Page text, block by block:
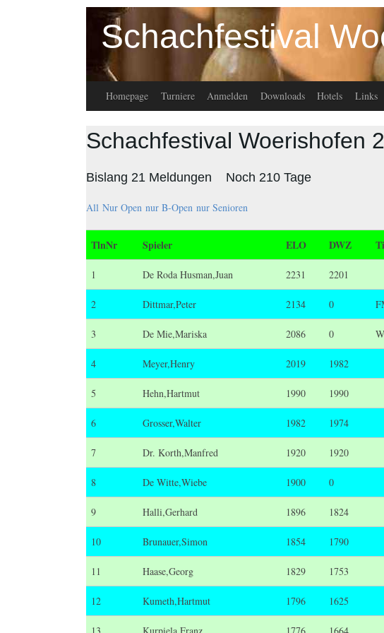
Schachfestival
Homepage Turniere Anmelden Downloads Hotels Links
Schachfestival Woerishofen
Bislang 21 Meldungen Noch 210 Tage
All Nur Open nur B-Open nur Senioren
TlnNr Spieler ELO DWZ
1 De Roda Husman,Juan 2231 2201
2 Dittmar,Peter 2134 0
3 De Mie,Mariska 2086 0
4 Meyer,Henry 2019 1982
5 Hehn,Hartmut 1990 1990
6 Grosser,Walter 1982 1974
7 Dr. Korth,Manfred 1920 1920
8 De Witte,Wiebe 1900 0
9 Halli,Gerhard 1896 1824
10 Brunauer,Simon 1854 1790
11 Haase,Georg 1829 1753
12 Kumeth,Hartmut 1796 1625